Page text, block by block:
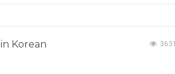
in Korean 3631